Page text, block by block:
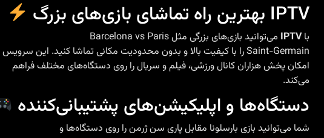
IPTV بهترین راه تماشای بازی‌های بزرگ
باIPTV می‌توانید بازی‌های بزرگی مثل Barcelona vs Paris
Saint-Germain را با کیفیت بالا و بدون محدودیت مکانی تماشا کنید. این سرویس
امکان پخش هزاران کانال ورزشی، فیلم و سریال را روی دستگاه‌های مختلف فراهم
می‌کند.
دستگاه‌ها و اپلیکیشن‌های پشتیبانی‌کننده
شما می‌توانید بازی بارسلونا مقابل پاری سن ژرمن را روی دستگاه‌ها و